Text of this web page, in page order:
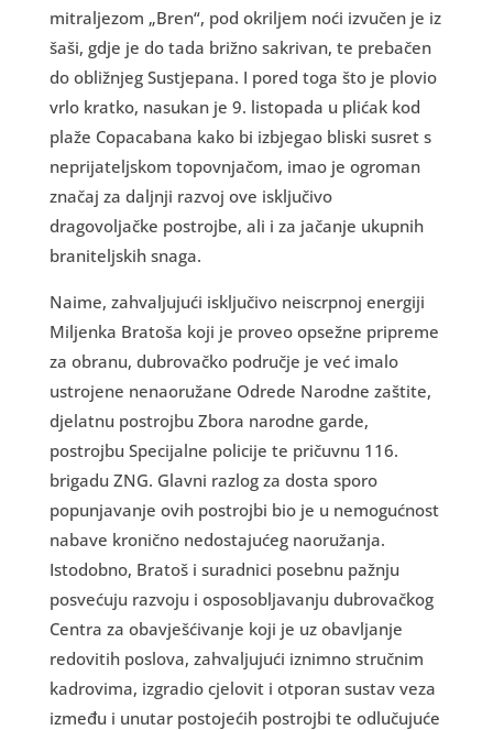
mitraljezom „Bren“, pod okriljem noći izvučen je iz
šaši, gdje je do tada brižno sakrivan, te prebačen
do obližnjeg Sustjepana. I pored toga što je plovio
vrlo kratko, nasukan je 9. listopada u plićak kod
plaže Copacabana kako bi izbjegao bliski susret s
neprijateljskom topovnjačom, imao je ogroman
značaj za daljnji razvoj ove isključivo
dragovoljačke postrojbe, ali i za jačanje ukupnih
braniteljskih snaga.
Naime, zahvaljujući isključivo neiscrpnoj energiji
Miljenka Bratoša koji je proveo opsežne pripreme
za obranu, dubrovačko područje je već imalo
ustrojene nenaoružane Odrede Narodne zaštite,
djelatnu postrojbu Zbora narodne garde,
postrojbu Specijalne policije te pričuvnu 116.
brigadu ZNG. Glavni razlog za dosta sporo
popunjavanje ovih postrojbi bio je u nemogućnost
nabave kronično nedostajućeg naoružanja.
Istodobno, Bratoš i suradnici posebnu pažnju
posvećuju razvoju i osposobljavanju dubrovačkog
Centra za obavješćivanje koji je uz obavljanje
redovitih poslova, zahvaljujući iznimno stručnim
kadrovima, izgradio cjelovit i otporan sustav veza
između i unutar postojećih postrojbi te odlučujuće